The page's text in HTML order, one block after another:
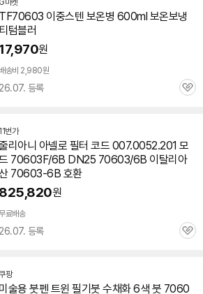
G마켓
TF70603 이중스텐 보온병 600ml 보온보냉
티텀블러
17,970원
배송비 2,980원
26.07. 등록
관
11번가
리아니 아넬로 필터 코드 007.0052.201 모
70603F/6B DN25 70603/6B 이탈리아
70603-6B 호환
825,820원
료배송
26.07. 등록
관
팡
미술용 붓펜 트윈 필기붓 수채화 6색 붓 7060